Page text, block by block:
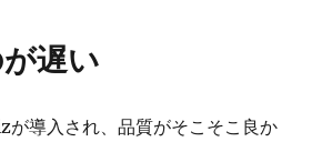
リ
使
遅い
が導入され、品質がそこそこ良か